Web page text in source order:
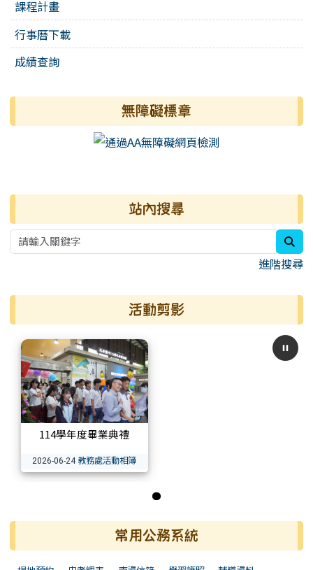
課程計畫
行事曆下載
成績查詢
無障礙標章
右邊區域內容 站內搜尋
進階搜尋
活動剪影
114學年度畢業典禮
2026-06-24 教務處活動相簿
常用公務系統